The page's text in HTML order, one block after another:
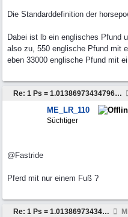
Die Standarddefinition der
Dabei ist lb ein englisches Pfund
also zu, 550 englische Pfund mit
eben 33000 englische Pfund mit
Re: 1 Ps = 1.0138697343479603 HP
ME_LR_110
Süchtiger
@Fastride
Pferd mit nur einem Fuß ?
Re: 1 Ps = 1.0138697343479603 HP